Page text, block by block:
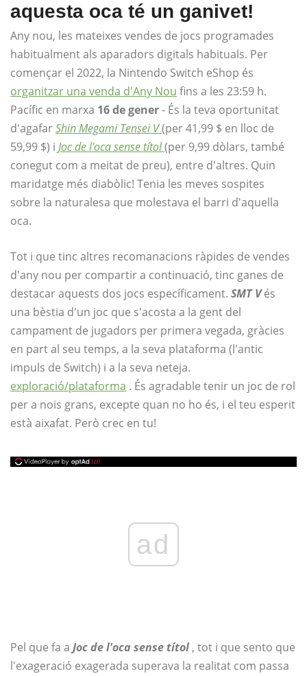
aquesta oca té un ganivet!
Any nou, les mateixes vendes de jocs programades
habitualment als aparadors digitals habituals. Per
començar el 2022, la Nintendo Switch eShop és
organitzar una venda d'Any Nou fins a les 23:59 h.
Pacífic en marxa 16 de gener- És la teva oportunitat
d'agafarShin Megami Tensei V(per 41,99 $ en lloc de
59,99 $) i Joc de l'oca sense títol(per 9,99 dòlars, també
conegut com a meitat de preu), entre d'altres. Quin
maridatge més diabòlic! Tenia les meves sospites
sobre la naturalesa que molestava el barri d'aquella
oca.
Tot i que tinc altres recomanacions ràpides de vendes
d'any nou per compartir a continuació, tinc ganes de
destacar aquests dos jocs específicament. SMT V és
una bèstia d'un joc que s'acosta a la gent del
campament de jugadors per primera vegada, gràcies
en part al seu temps, a la seva plataforma (l'antic
impuls de Switch) i a la seva neteja.
exploració/plataforma . És agradable tenir un joc de rol
per a nois grans, excepte quan no ho és, i el teu esperit
està aixafat. Però crec en tu!
ad
Pel que fa a Joc de l'oca sense títol , tot i que sento que
l'exageració exagerada superava la realitat com passa